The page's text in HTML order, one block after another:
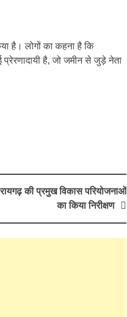
है। लोगों का कहना है कि
है, जो जमीन से जुड़े नेता
रायगढ़ की प्रमुख विकास परियोजनाओं
का किया निरीक्षण